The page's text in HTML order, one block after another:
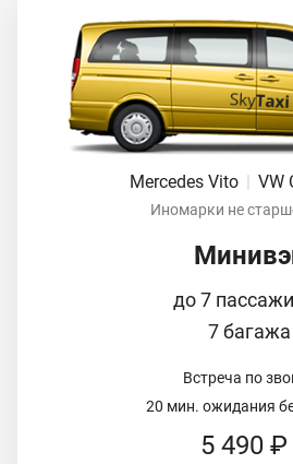
Mercedes Vito VW
Иномарки не
до 7
7 багажа
Встреча по
20 мин. ожидания
5 490 ₽